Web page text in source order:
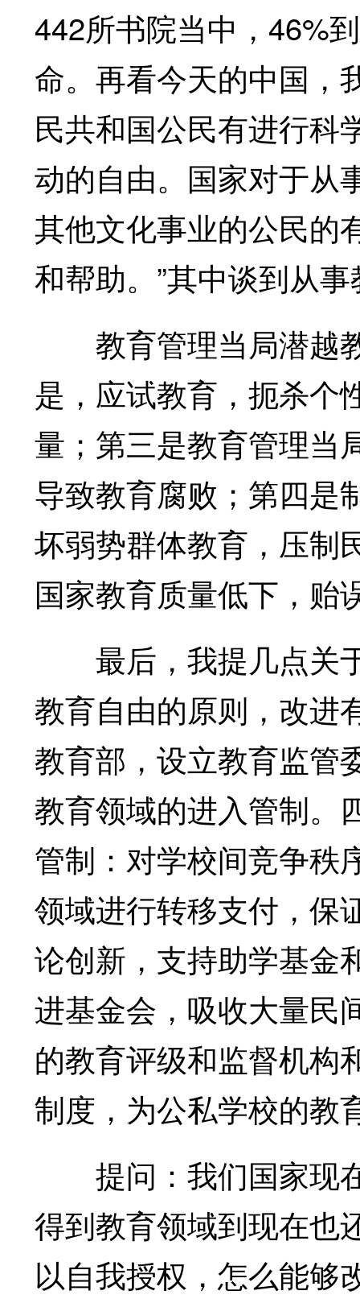
442所书院当中，46%
命。再看今天的中国，
民共和国公民有进行科
动的自由。国家对于从
其他文化事业的公民的
和帮助。”其中谈到从
教育管理当局潜越
是，应试教育，扼杀个
量；第三是教育管理当
导致教育腐败；第四是
坏弱势群体教育，压制
国家教育质量低下，贻
最后，我提几点关
教育自由的原则，改进
教育部，设立教育监管
教育领域的进入管制。
管制：对学校间竞争秩
领域进行转移支付，保
论创新，支持助学基金
进基金会，吸收大量民
的教育评级和监督机构
制度，为公私学校的教
提问：我们国家现
得到教育领域到现在也
以自我授权，怎么能够